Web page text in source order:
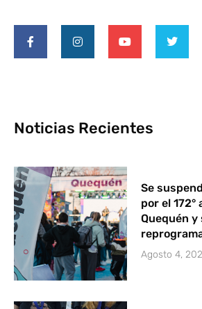
Noticias Recientes
Se
por el
Quequén y
Agosto 4,